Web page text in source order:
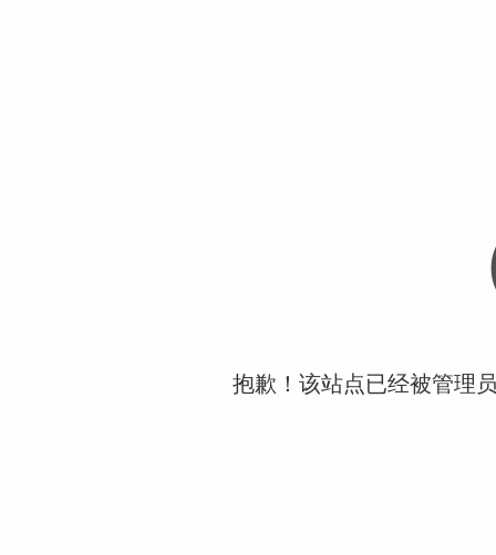
抱歉！该站点已经被管理